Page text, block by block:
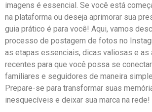
imagens é essencial. Se⁤ você está
na plataforma ou ⁤deseja aprimorar ⁤sua‌
guia⁣ prático é para você! Aqui, vamos
processo de postagem de fotos no
as etapas essenciais, ​dicas valiosas e as
recentes para que você possa se‍
familiares e seguidores de maneira
Prepare-se para transformar suas
inesquecíveis e deixar sua marca na rede!